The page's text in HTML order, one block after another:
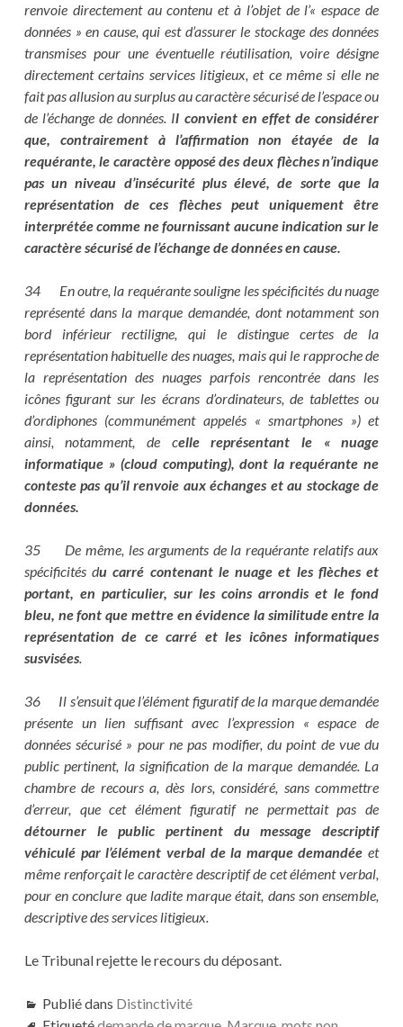
renvoie directement au contenu et à l’objet de l’« espace de
données » en cause, qui est d’assurer le stockage des données
transmises pour une éventuelle réutilisation, voire désigne
directement certains services litigieux, et ce même si elle ne
fait pas allusion au surplus au caractère sécurisé de l’espace ou
de l’échange de données. Il convient en effet de considérer
que, contrairement à l’affirmation non étayée de la
requérante, le caractère opposé des deux flèches n’indique
pas un niveau d’insécurité plus élevé, de sorte que la
représentation de ces flèches peut uniquement être
interprétée comme ne fournissant aucune indication sur le
caractère sécurisé de l’échange de données en cause.
34 En outre, la requérante souligne les spécificités du nuage
représenté dans la marque demandée, dont notamment son
bord inférieur rectiligne, qui le distingue certes de la
représentation habituelle des nuages, mais qui le rapproche de
la représentation des nuages parfois rencontrée dans les
icônes figurant sur les écrans d’ordinateurs, de tablettes ou
d’ordiphones (communément appelés « smartphones ») et
ainsi, notamment, de celle représentant le « nuage
informatique » (cloud computing), dont la requérante ne
conteste pas qu’il renvoie aux échanges et au stockage de
données.
35 De même, les arguments de la requérante relatifs aux
spécificités du carré contenant le nuage et les flèches et
portant, en particulier, sur les coins arrondis et le fond
bleu, ne font que mettre en évidence la similitude entre la
représentation de ce carré et les icônes informatiques
susvisées.
36 Il s’ensuit que l’élément figuratif de la marque demandée
présente un lien suffisant avec l’expression « espace de
données sécurisé » pour ne pas modifier, du point de vue du
public pertinent, la signification de la marque demandée. La
chambre de recours a, dès lors, considéré, sans commettre
d’erreur, que cet élément figuratif ne permettait pas de
détourner le public pertinent du message descriptif
véhiculé par l’élément verbal de la marque demandée et
même renforçait le caractère descriptif de cet élément verbal,
pour en conclure que ladite marque était, dans son ensemble,
descriptive des services litigieux.
Le Tribunal rejette le recours du déposant.
Publié dans Distinctivité